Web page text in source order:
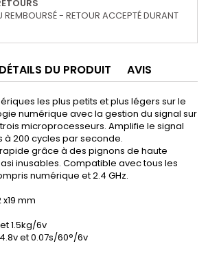
REMBOURSÉ - RETOUR ACCEPTÉ DURANT
DÉTAILS DU PRODUIT AVIS
les plus petits et plus légers sur le
numérique avec la gestion du signal sur
microprocesseurs. Amplifie le signal
à 200 cycles par seconde.
grâce à des pignons de haute
inusables. Compatible avec tous les
numérique et 2.4 GHz.
x19 mm
1.5kg/6v
et 0.07s/60°/6v